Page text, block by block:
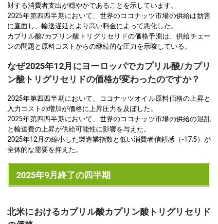
対する消費者支出が穏やかであることを示しています。
2025年第四四半期において、世界のココナッツ市場の供給は妨害
に直面し、輸送遅延とより高い料金によって悪化した。
カプリル酸/カプリン酸トリグリセリドの価格予測は、供給チェー
ンの問題と原料コストからの継続的な圧力を示唆している。
なぜ2025年12月にヨーロッパでカプリル酸/カプリ
ン酸トリグリセリドの価格が変わったのですか？
2025年第四四半期において、ココナッツオイル原料価格の上昇と
入力コストの増加が価格に上昇圧力を及ぼした。
2025年第四四半期において、世界のココナッツ市場の供給の混乱
と輸送費の上昇が供給可能性に影響を与えた。
2025年12月の縮小した製造業指数と低い消費者信頼感（-17.5）が
全体的な需要を抑えた。
2025年9月終了の四半期
北米におけるカプリル酸カプリン酸トリグリセリド